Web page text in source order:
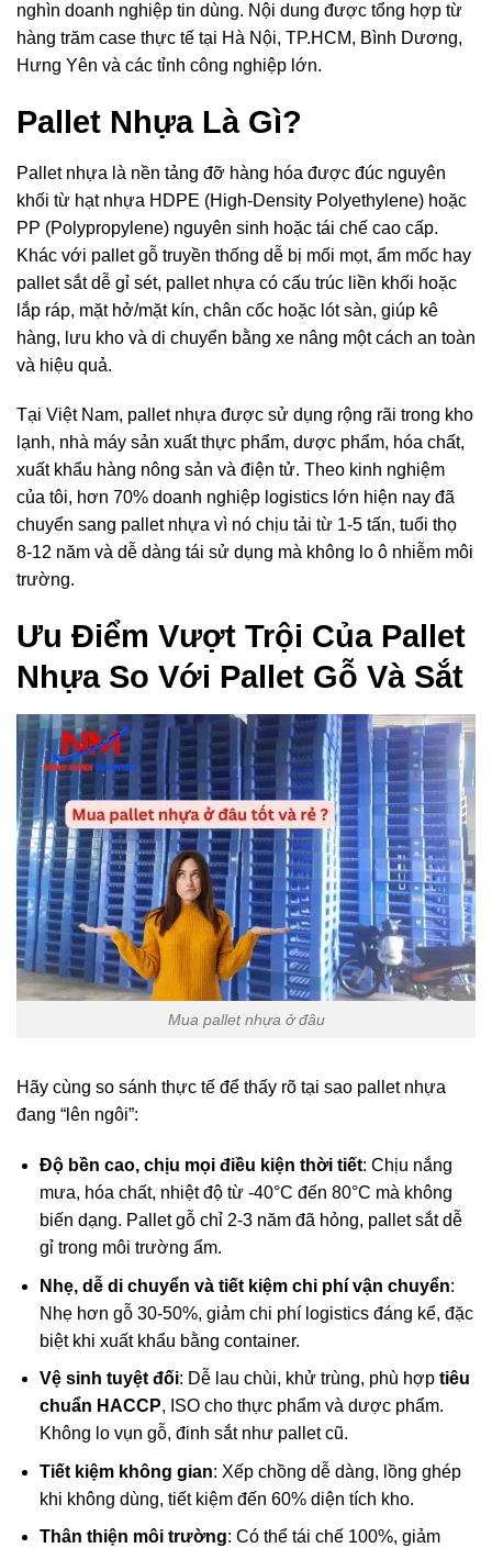
nghìn doanh nghiệp tin dùng. Nội dung được tổng hợp từ
hàng trăm case thực tế tại Hà Nội, TP.HCM, Bình Dương,
Hưng Yên và các tỉnh công nghiệp lớn.
Pallet Nhựa Là Gì?
Pallet nhựa là nền tảng đỡ hàng hóa được đúc nguyên
khối từ hạt nhựa HDPE (High-Density Polyethylene) hoặc
PP (Polypropylene) nguyên sinh hoặc tái chế cao cấp.
Khác với pallet gỗ truyền thống dễ bị mối mọt, ẩm mốc hay
pallet sắt dễ gỉ sét, pallet nhựa có cấu trúc liền khối hoặc
lắp ráp, mặt hở/mặt kín, chân cốc hoặc lót sàn, giúp kê
hàng, lưu kho và di chuyển bằng xe nâng một cách an toàn
và hiệu quả.
Tại Việt Nam, pallet nhựa được sử dụng rộng rãi trong kho
lạnh, nhà máy sản xuất thực phẩm, dược phẩm, hóa chất,
xuất khẩu hàng nông sản và điện tử. Theo kinh nghiệm
của tôi, hơn 70% doanh nghiệp logistics lớn hiện nay đã
chuyển sang pallet nhựa vì nó chịu tải từ 1-5 tấn, tuổi thọ
8-12 năm và dễ dàng tái sử dụng mà không lo ô nhiễm môi
trường.
Ưu Điểm Vượt Trội Của Pallet
Nhựa So Với Pallet Gỗ Và Sắt
Mua pallet nhựa ở đâu
Hãy cùng so sánh thực tế để thấy rõ tại sao pallet nhựa
đang “lên ngôi”:
Độ bền cao, chịu mọi điều kiện thời tiết: Chịu nắng
mưa, hóa chất, nhiệt độ từ -40°C đến 80°C mà không
biến dạng. Pallet gỗ chỉ 2-3 năm đã hỏng, pallet sắt dễ
gỉ trong môi trường ẩm.
Nhẹ, dễ di chuyển và tiết kiệm chi phí vận chuyển:
Nhẹ hơn gỗ 30-50%, giảm chi phí logistics đáng kể, đặc
biệt khi xuất khẩu bằng container.
Vệ sinh tuyệt đối: Dễ lau chùi, khử trùng, phù hợp tiêu
chuẩn HACCP, ISO cho thực phẩm và dược phẩm.
Không lo vụn gỗ, đinh sắt như pallet cũ.
Tiết kiệm không gian: Xếp chồng dễ dàng, lồng ghép
khi không dùng, tiết kiệm đến 60% diện tích kho.
Thân thiện môi trường: Có thể tái chế 100%, giảm